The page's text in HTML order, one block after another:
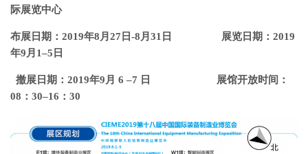
际展览中心
布展日期：2019年8月27日-8月31日 展览日期：2019
年9月1–5日
撤展日期：2019年9月 6 –7 日 展馆开放时间：
08：30–16：30